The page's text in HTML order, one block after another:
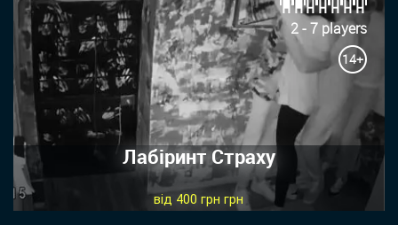
2 - 7 players
14+
Лабіринт Страху
від 400 грн грн